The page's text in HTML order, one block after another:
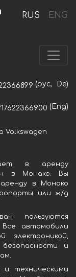
RUS ENG
(рус, De)
(Eng)
Volkswagen
в аренду
в Монако. Вы
в Монако
или ж/д
пользуются
автомобили
электроникой,
и
техническими